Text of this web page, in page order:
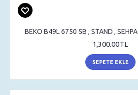
BEKO B49L 6750 5B , STAND ,
1,300.00TL
SEPETE EKLE